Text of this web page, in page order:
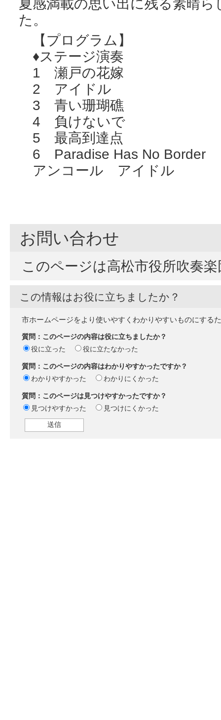
夏感満載の思い出に残る素晴
た。
【プログラム】
♦ステージ演奏
1 瀬戸の花嫁
2 アイドル
3 青い珊瑚礁
4 負けないで
5 最高到達点
6 Paradise Has No Border
アンコール アイドル
お問い合わせ
このページは高松市役所吹奏
この情報はお役に立ちましたか？
市ホームページをより使いやすくわかりやすいものにする
質問：このページの内容は役に立ちましたか？
役に立った
役に立たなかった
質問：このページの内容はわかりやすかったですか？
わかりやすかった
わかりにくかった
質問：このページは見つけやすかったですか？
見つけやすかった
見つけにくかった